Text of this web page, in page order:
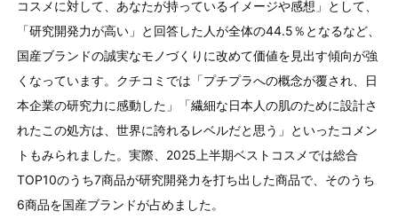
コスメに対して、あなたが持っているイメージや感想」として、
「研究開発力が高い」と回答した人が全体の44.5％となるなど、
国産ブランドの誠実なモノづくりに改めて価値を見出す傾向が強
くなっています。クチコミでは「プチプラへの概念が覆され、日
本企業の研究力に感動した」「繊細な日本人の肌のために設計さ
れたこの処方は、世界に誇れるレベルだと思う」といったコメン
トもみられました。実際、 2025 上半期ベストコスメでは総合
TOP10のうち7商品が研究開発力を打ち出した商品で、そのうち
6商品を国産ブランドが占めました。